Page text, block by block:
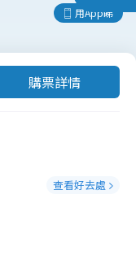
用App睇
購票詳情
查看好去處